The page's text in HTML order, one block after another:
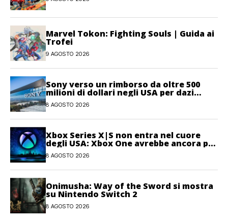
Marvel Tokon: Fighting Souls | Guida ai
Trofei
9 AGOSTO 2026
Sony verso un rimborso da oltre 500
milioni di dollari negli USA per dazi
illegittimi
8 AGOSTO 2026
Xbox Series X|S non entra nel cuore
degli USA: Xbox One avrebbe ancora più
giocatori attivi
8 AGOSTO 2026
Onimusha: Way of the Sword si mostra
su Nintendo Switch 2
8 AGOSTO 2026